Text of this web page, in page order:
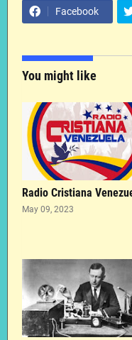
Facebook
You might like
Radio Cristiana
May 09, 2023